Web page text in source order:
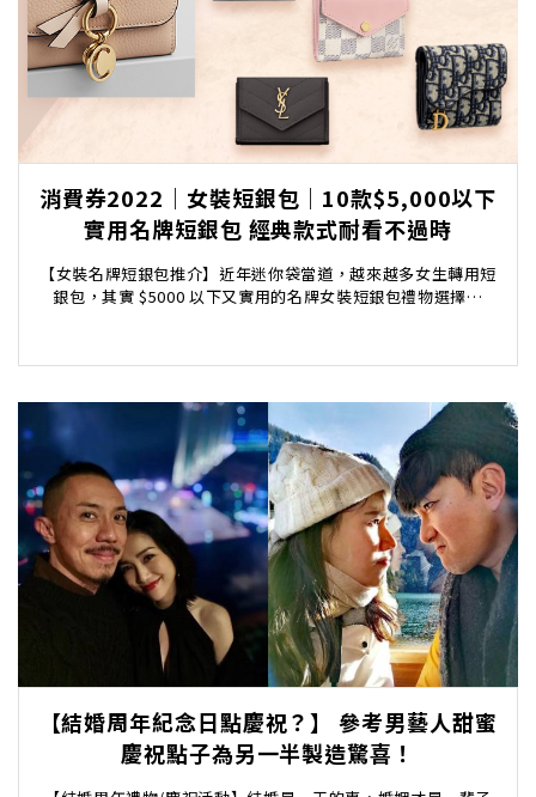
消費券2022｜女裝短銀包｜10款$5,000以下
實用名牌短銀包 經典款式耐看不過時
【女裝名牌短銀包推介】近年迷你袋當道，越來越多女生轉用短
銀包，其實 $5000 以下又實用的名牌女裝短銀包禮物選擇不
【結婚周年紀念日點慶祝？】 參考男藝人甜蜜
慶祝點子為另一半製造驚喜！